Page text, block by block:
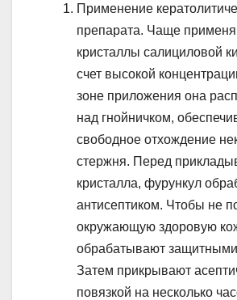
Применение
препарата. Чаще
кристаллы салициловой
счет высокой
зоне приложения она
над гнойничком,
свободное отхождение
стержня. Перед
кристалла, фурункул
антисептиком. Чтобы не
окружающую здоровую
обрабатывают
Затем прикрывают
повязкой на несколько